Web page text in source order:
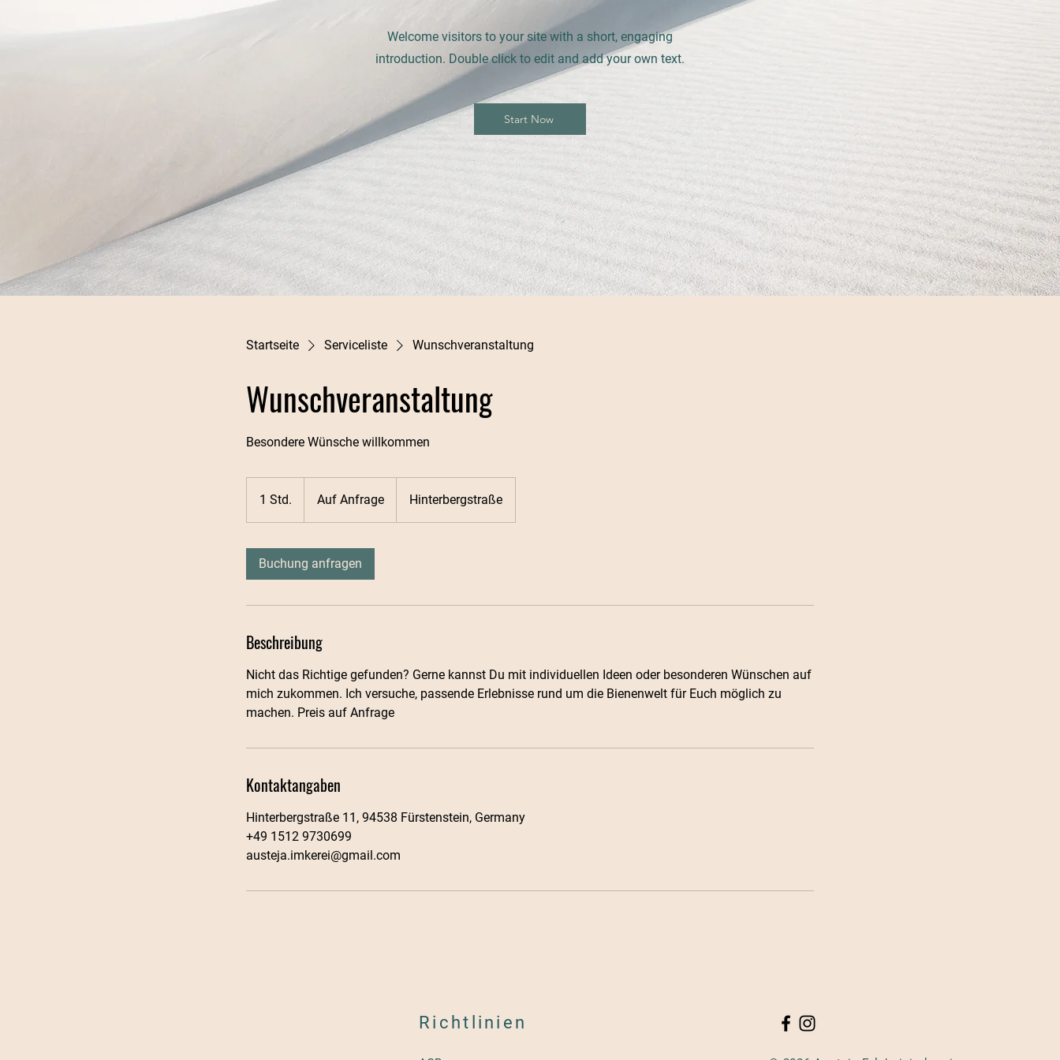
Welcome visitors to your site with a short, engaging
introduction. Double click to edit and add your own text.
Start Now
Startseite Serviceliste Wunschveranstaltung
Wunschveranstaltung
Besondere Wünsche willkommen
1 Std. Auf Anfrage Hinterbergstraße
Buchung anfragen
Beschreibung
Nicht das Richtige gefunden? Gerne kannst Du mit individuellen Ideen oder besonderen Wünschen auf
mich zukommen. Ich versuche, passende Erlebnisse rund um die Bienenwelt für Euch möglich zu
machen. Preis auf Anfrage
Kontaktangaben
Hinterbergstraße 11, 94538 Fürstenstein, Germany
+49 1512 9730699
austeja.imkerei@gmail.com
Richtlinien